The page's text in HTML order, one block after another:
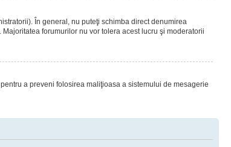
În general, nu puteţi schimba direct denumirea
forumurilor nu vor tolera acest lucru şi moderatorii
a preveni folosirea maliţioasa a sistemului de mesagerie